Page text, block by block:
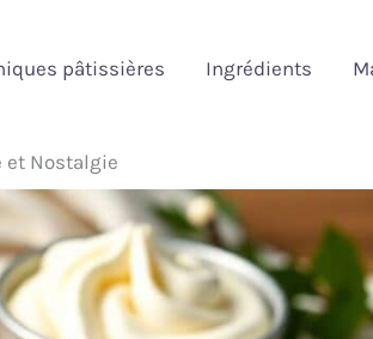
pâtissières Ingrédients
et Nostalgie